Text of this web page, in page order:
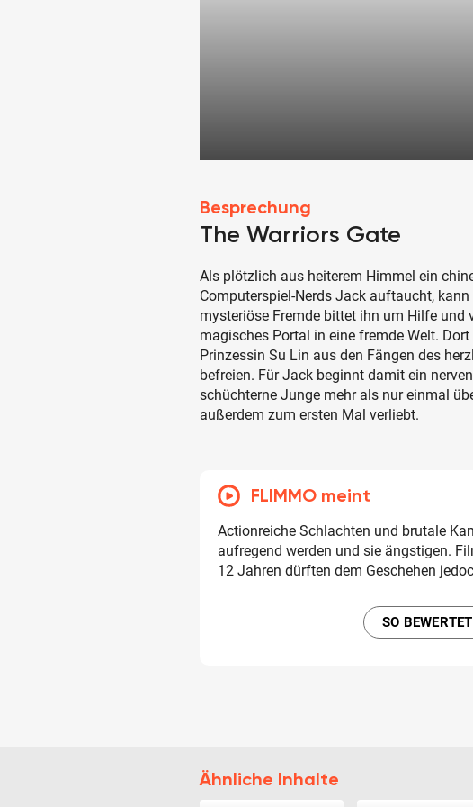
Besprechung
The Warriors Gate
Als plötzlich aus heiterem Himmel ein
Computerspiel-Nerds Jack auftaucht,
mysteriöse Fremde bittet ihn um Hilfe und
magisches Portal in eine fremde Welt.
Prinzessin Su Lin aus den Fängen des
befreien. Für Jack beginnt damit ein
schüchterne Junge mehr als nur einmal
außerdem zum ersten Mal verliebt.
FLIMMO meint
Actionreiche Schlachten und brutale
aufregend werden und sie ängstigen.
12 Jahren dürften dem Geschehen
SO
Ähnliche Inhalte